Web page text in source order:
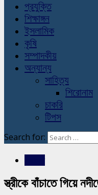
প্রযুক্তি
শিক্ষাঙ্গন
ইসলামিক
কৃষি
সম্পাদকীয়
অন্যান্য
সাহিত্য
শিরোনাম
চাকরি
টিপস
Search for:
স্ত্রীকে বাঁচাতে গিয়ে